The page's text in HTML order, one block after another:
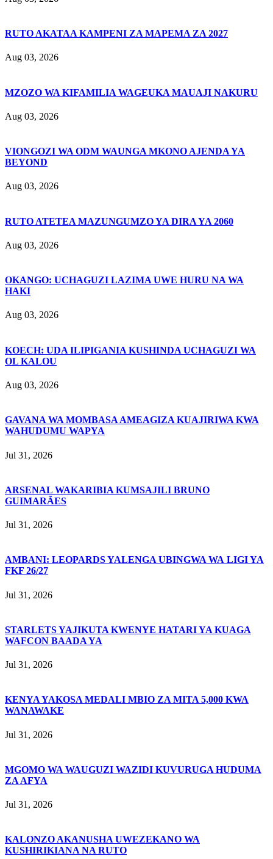
RUTO AKATAA KAMPENI ZA MAPEMA ZA 2027
Aug 03, 2026
MZOZO WA KIFAMILIA WAGEUKA MAUAJI NAKURU
Aug 03, 2026
VIONGOZI WA ODM WAUNGA MKONO AJENDA YA
BEYOND
Aug 03, 2026
RUTO ATETEA MAZUNGUMZO YA DIRA YA 2060
Aug 03, 2026
OKANGO: UCHAGUZI LAZIMA UWE HURU NA WA
HAKI
Aug 03, 2026
KOECH: UDA ILIPIGANIA KUSHINDA UCHAGUZI WA
OL KALOU
Aug 03, 2026
GAVANA WA MOMBASA AMEAGIZA KUAJIRIWA KWA
WAHUDUMU WAPYA
Jul 31, 2026
ARSENAL WAKARIBIA KUMSAJILI BRUNO
GUIMARÃES
Jul 31, 2026
AMBANI: LEOPARDS YALENGA UBINGWA WA LIGI YA
FKF 26/27
Jul 31, 2026
STARLETS YAJIKUTA KWENYE HATARI YA KUAGA
WAFCON BAADA YA
Jul 31, 2026
KENYA YAKOSA MEDALI MBIO ZA MITA 5,000 KWA
WANAWAKE
Jul 31, 2026
MGOMO WA WAUGUZI WAZIDI KUVURUGA HUDUMA
ZA AFYA
Jul 31, 2026
KALONZO AKANUSHA UWEZEKANO WA
KUSHIRIKIANA NA RUTO